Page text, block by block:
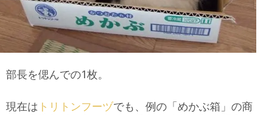
部長を偲んでの1枚。
現在は トリトンフーヅでも、例の「めかぶ箱」の商